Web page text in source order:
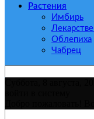
Растения
Имбирь
Облепиха
Чабрец